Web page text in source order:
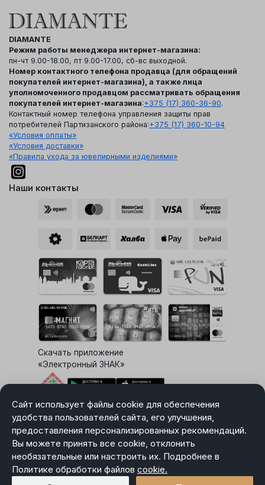
Сайт использует файлы cookie для обеспечения
удобства пользователей сайта, его улучшения,
предоставления персонализированных рекомендаций.
Вы можете принять все cookie, отклонить
необязательные или настроить их. Подробнее в
Политике обработки файлов cookie.
DIAMANTE
Режим работы менеджера интернет-магазина:
пн-чт 9.00-18.00, пт 9.00-17.00, сб-вс выходной.
Номер контактного телефона продавца (для обращений
покупателей интернет-магазина), а также лица
уполномоченного продавцом рассматривать обращения
покупателей интернет-магазина:+375 (17) 360-36-90.
Контактный номер телефона управления защиты прав
потребителей Партизанского района:+375 (17) 360-10-94
«Условия оплаты»
«Условия доставки»
«Правила ухода за ювелирными изделиями»
Наши контакты
Скачать приложение
«Электронный ЗНАК»
Выбор настроек Cookie
Карта сайта
Политика в отношении обработки персональных данных
Пользовательское соглашение